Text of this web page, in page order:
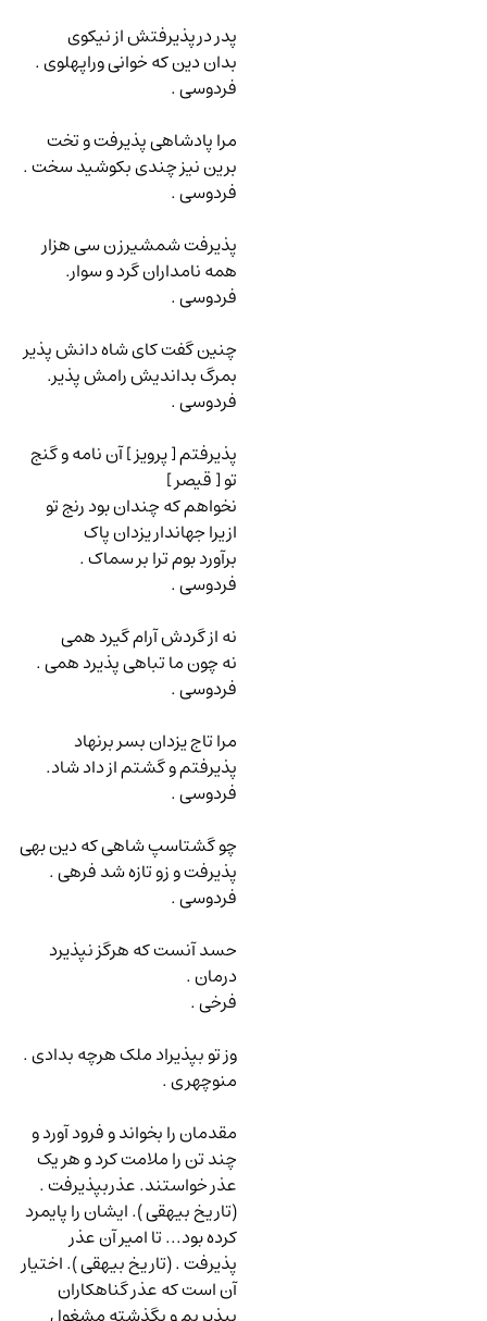
پدر درپذیرفتش از نیکوی
بدان دین که خوانی وراپهلوی .
فردوسی .
مرا پادشاهی پذیرفت و تخت
برین نیز چندی بکوشید سخت .
فردوسی .
پذیرفت شمشیرزن سی هزار
همه نامداران گرد و سوار.
فردوسی .
چنین گفت کای شاه دانش پذیر
بمرگ بداندیش رامش پذیر.
فردوسی .
پذیرفتم [ پرویز ] آن نامه و گنج
تو [ قیصر ]
نخواهم که چندان بود رنج تو
ازیرا جهاندار یزدان پاک
برآورد بوم ترا بر سماک .
فردوسی .
نه از گردش آرام گیرد همی
نه چون ما تباهی پذیرد همی .
فردوسی .
مرا تاج یزدان بسر برنهاد
پذیرفتم و گشتم از داد شاد.
فردوسی .
چو گشتاسپ شاهی که دین بهی
پذیرفت و زو تازه شد فرهی .
فردوسی .
حسد آنست که هرگز نپذیرد
درمان .
فرخی .
وز تو بپذیراد ملک هرچه بدادی .
منوچهری .
مقدمان را بخواند و فرود آورد و
چند تن را ملامت کرد و هر یک
عذر خواستند. عذربپذیرفت .
(تاریخ بیهقی ). ایشان را پایمرد
کرده بود... تا امیر آن عذر
پذیرفت . (تاریخ بیهقی ). اختیار
آن است که عذر گناهکاران